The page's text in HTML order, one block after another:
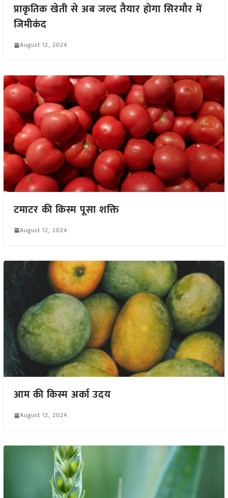
प्राकृतिक खेती से अब जल्द तैयार होगा सिरमौर में
जिमीकंद
August 12, 2024
टमाटर की किस्म पूसा शक्ति
August 12, 2024
आम की किस्म अर्का उदय
August 12, 2024